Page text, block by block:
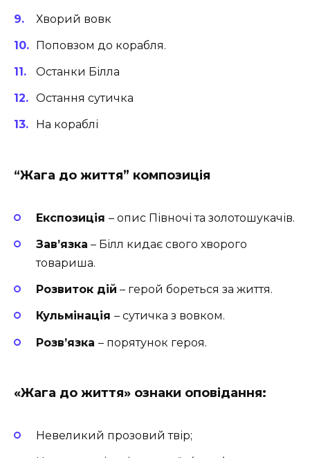
Хворий вовк
Поповзом до корабля.
Останки Білла
Остання сутичка
На кораблі
“Жага до життя” композиція
Експозиція – опис Півночі та золотошукачів.
Зав’язка – Білл кидає свого хворого
товариша.
Розвиток дій – герой бореться за життя.
Кульмінація – сутичка з вовком.
Розв’язка – порятунок героя.
«Жага до життя» ознаки оповідання:
Невеликий прозовий твір;